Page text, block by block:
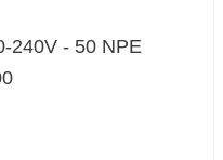
240V - 50 NPE